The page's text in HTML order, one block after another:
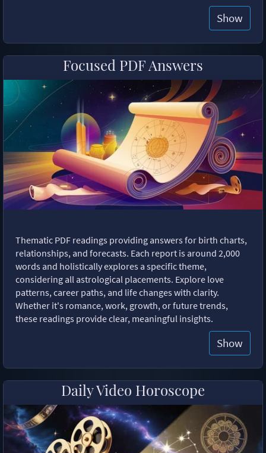
Show
Focused PDF Answers
Thematic PDF readings providing answers for birth charts,
relationships, and forecasts. Each report is around 2,000
words and holistically explores a specific theme,
considering all astrological placements. Explore love
patterns, career paths, and life changes with clarity.
Whether it's romance, work, growth, or future trends,
these readings provide clear, meaningful insights.
Show
Daily Video Horoscope